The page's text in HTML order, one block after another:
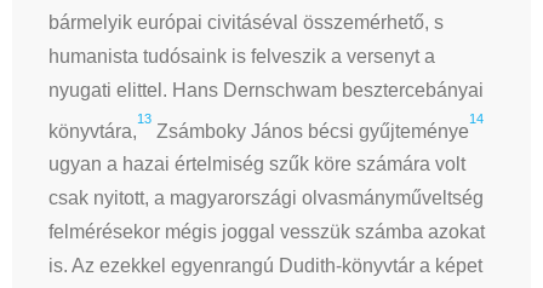
bármelyik európai civitáséval összemérhető, s
humanista tudósaink is felveszik a versenyt a
nyugati elittel. Hans Dernschwam besztercebányai
könyvtára,
13
Zsámboky János bécsi gyűjteménye
14
ugyan a hazai értelmiség szűk köre számára volt
csak nyitott, a magyarországi olvasmányműveltség
felmérésekor mégis joggal vesszük számba azokat
is. Az ezekkel egyenrangú Dudith-könyvtár a képet